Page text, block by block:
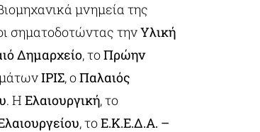
μνημεία της
σηματοδοτώντας τηνΥλική
Δημαρχείο, τοΠρώην
ΙΡΙΣ, οΠαλαιός
. Η Ελαιουργική, το
, τοΕ.Κ.Ε.Δ.Α. –